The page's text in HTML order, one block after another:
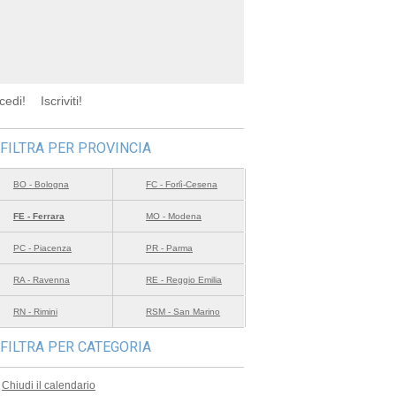
Iscriviti!
FILTRA PER PROVINCIA
BO - Bologna FC - Forlì-Cesena
FE - Ferrara MO - Modena
PC - Piacenza PR - Parma
RA - Ravenna RE - Reggio Emilia
RN - Rimini RSM - San Marino
FILTRA PER CATEGORIA
Chiudi il calendario